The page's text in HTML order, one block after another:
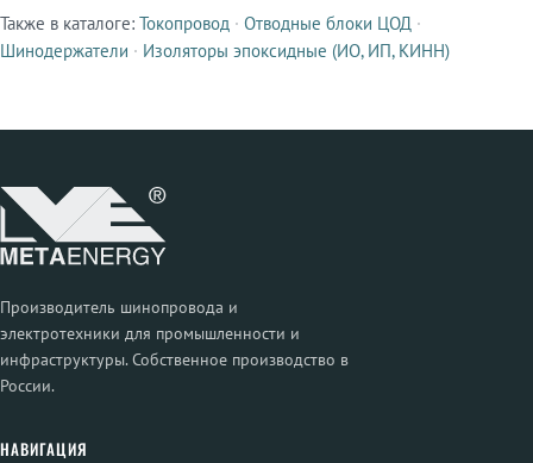
Смежные продукты
Также в каталоге: Токопровод · Отводные блоки ЦОД ·
Шинодержатели · Изоляторы эпоксидные (ИО, ИП, КИНН)
Производитель шинопровода и
электротехники для промышленности и
инфраструктуры. Собственное производство в
России.
НАВИГАЦИЯ